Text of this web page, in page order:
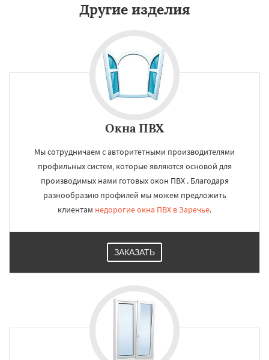
Другие изделия
Окна ПВХ
Мы сотрудничаем с авторитетными производителями
профильных систем, которые являются основой для
производимых нами готовых окон ПВХ . Благодаря
разнообразию профилей мы можем предложить
клиентам недорогие окна ПВХ в Заречье.
ЗАКАЗАТЬ